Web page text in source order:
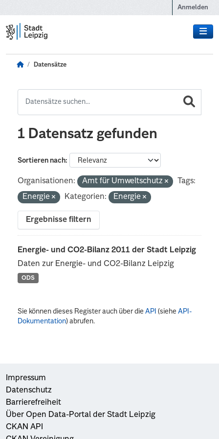
Anmelden
Datensätze
1 Datensatz gefunden
Sortieren nach
Organisationen: Amt für Umweltschutz
Tags:
Energie
Kategorien: Energie
Ergebnisse filtern
Energie- und CO2-Bilanz 2011 der Stadt Leipzig
Daten zur Energie- und CO2-Bilanz Leipzig
ODS
Sie können dieses Register auch über dieAPI (sieheAPI-
Dokumentation) abrufen.
Impressum
Datenschutz
Barrierefreiheit
Über Open Data-Portal der Stadt Leipzig
CKAN API